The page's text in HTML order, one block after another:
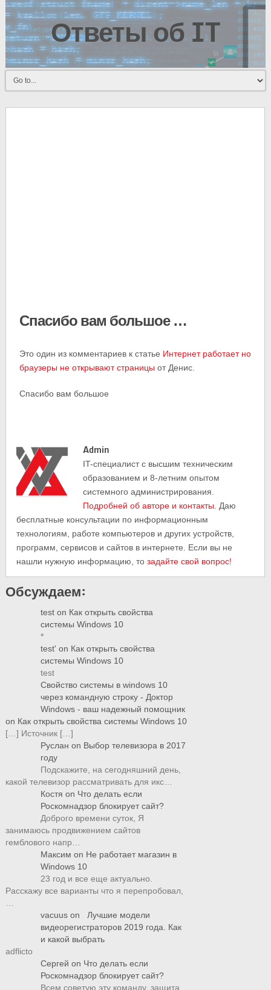
Ответы об IT
Спасибо вам большое …
Это один из комментариев к статье Интернет работает но
браузеры не открывают страницы от Денис.
Спасибо вам большое
Admin
IT-cпециалист с высшим техническим
образованием и 8-летним опытом
системного администрирования.
Подробней об авторе и контакты . Даю
бесплатные консультации по информационным
технологиям, работе компьютеров и других устройств,
программ, сервисов и сайтов в интернете. Если вы не
нашли нужную информацию, тозадайте свой вопрос!
Обсуждаем:
test on Как открыть свойства
системы Windows 10
*
test' on Как открыть свойства
системы Windows 10
test
Свойство системы в windows 10
через командную строку - Доктор
Windows - ваш надежный помощник
on Как открыть свойства системы Windows 10
[…] Источник […]
Руслан on Выбор телевизора в 2017
году
Подскажите, на сегодняшний день,
какой телевизор рассматривать для икс…
Костя on Что делать если
Роскомнадзор блокирует сайт?
Доброго времени суток, Я
занимаюсь продвижением сайтов
гемблового напр…
Максим on Не работает магазин в
Windows 10
23 год и все еще актуально.
Расскажу все варианты что я перепробовал,
vacuus on
Лучшие модели
видеорегистраторов 2019 года. Как
и какой выбрать
adflicto
Сергей on Что делать если
Роскомнадзор блокирует сайт?
Всем советую эту команду, защита